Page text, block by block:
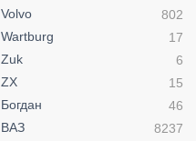
Volvo
802
Wartburg
17
Zuk
6
ZX
15
Богдан
46
ВАЗ
8237